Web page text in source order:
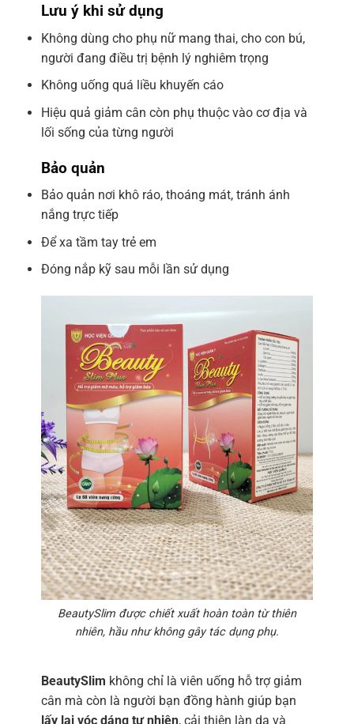
Lưu ý khi sử dụng
Không dùng cho phụ nữ mang thai, cho con bú,
người đang điều trị bệnh lý nghiêm trọng
Không uống quá liều khuyến cáo
Hiệu quả giảm cân còn phụ thuộc vào cơ địa và
lối sống của từng người
Bảo quản
Bảo quản nơi khô ráo, thoáng mát, tránh ánh
nắng trực tiếp
Để xa tầm tay trẻ em
Đóng nắp kỹ sau mỗi lần sử dụng
BeautySlim được chiết xuất hoàn toàn từ thiên
nhiên, hầu như không gây tác dụng phụ.
BeautySlim không chỉ là viên uống hỗ trợ giảm
cân mà còn là người bạn đồng hành giúp bạn
lấy lại vóc dáng tự nhiên, cải thiện làn da và